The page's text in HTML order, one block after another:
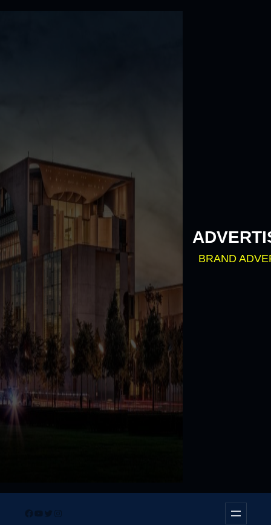
BRAND
Facebook
YouTube
TwitterInstagram